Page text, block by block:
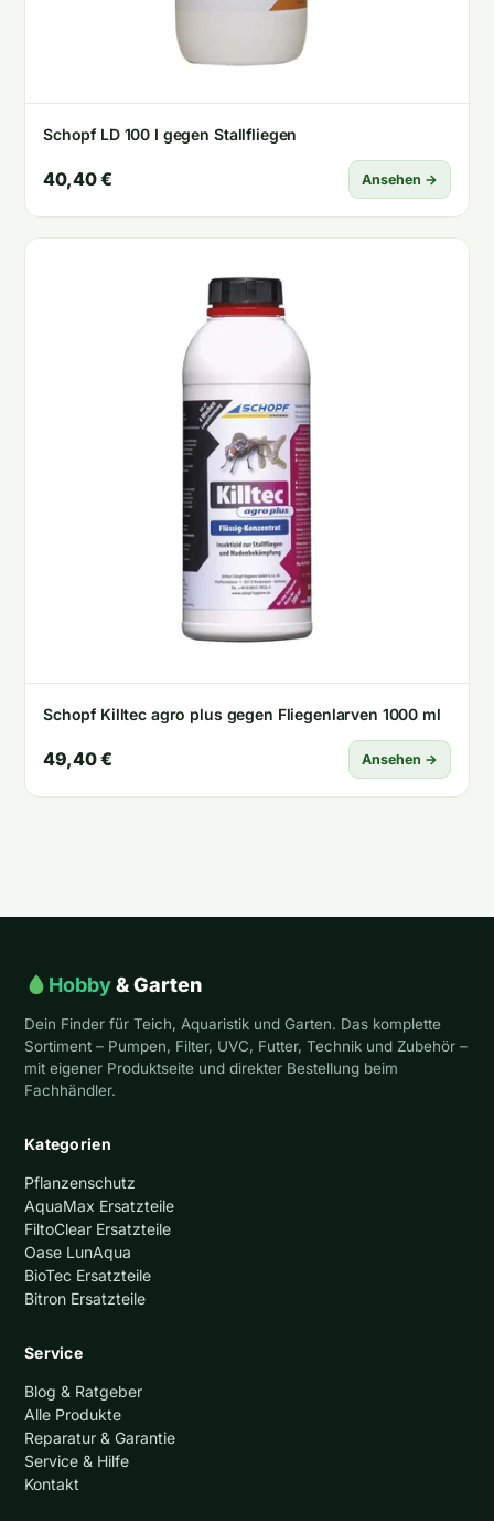
Schopf LD 100 I gegen Stallfliegen
40,40 € Ansehen →
Schopf Killtec agro plus gegen Fliegenlarven 1000 ml
49,40 € Ansehen →
Hobby& Garten
Dein Finder für Teich, Aquaristik und Garten. Das komplette
Sortiment – Pumpen, Filter, UVC, Futter, Technik und Zubehör –
mit eigener Produktseite und direkter Bestellung beim
Fachhändler.
Kategorien
Pflanzenschutz
AquaMax Ersatzteile
FiltoClear Ersatzteile
Oase LunAqua
BioTec Ersatzteile
Bitron Ersatzteile
Service
Blog & Ratgeber
Alle Produkte
Reparatur & Garantie
Service & Hilfe
Kontakt